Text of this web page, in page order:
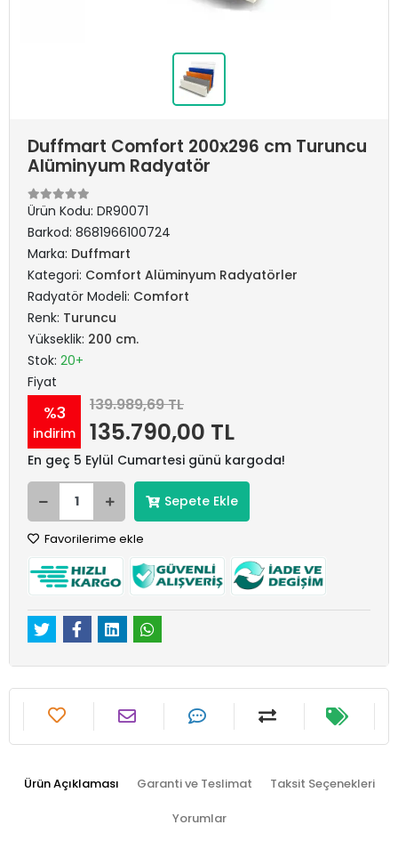
Duffmart Comfort 200x296 cm Turuncu
Alüminyum Radyatör
Ürün Kodu: DR90071
Barkod: 8681966100724
Marka: Duffmart
Kategori: Comfort Alüminyum Radyatörler
Radyatör Modeli: Comfort
Renk: Turuncu
Yükseklik: 200 cm.
Stok: 20+
Fiyat
%3
indirim
139.989,69 TL
135.790,00 TL
En geç 5 Eylül Cumartesi günü kargoda!
Sepete Ekle
Favorilerime ekle
Ürün Açıklaması Garanti ve Teslimat Taksit Seçenekleri
Yorumlar